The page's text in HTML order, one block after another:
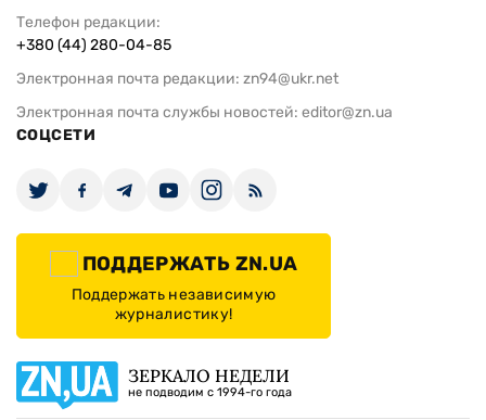
Телефон редакции:
+380 (44) 280-04-85
Электронная почта редакции: zn94@ukr.net
Электронная почта службы новостей: editor@zn.ua
СОЦСЕТИ
ПОДДЕРЖАТЬ ZN.UA
Поддержать независимую
журналистику!
ЗЕРКАЛО НЕДЕЛИ
не подводим с 1994-го года